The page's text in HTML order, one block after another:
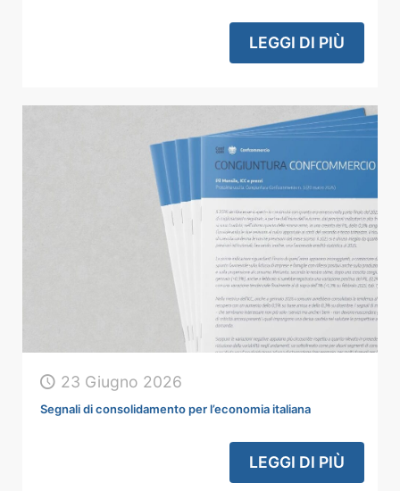
LEGGI DI PIÙ
23 Giugno 2026
Segnali di consolidamento per l’economia italiana
LEGGI DI PIÙ